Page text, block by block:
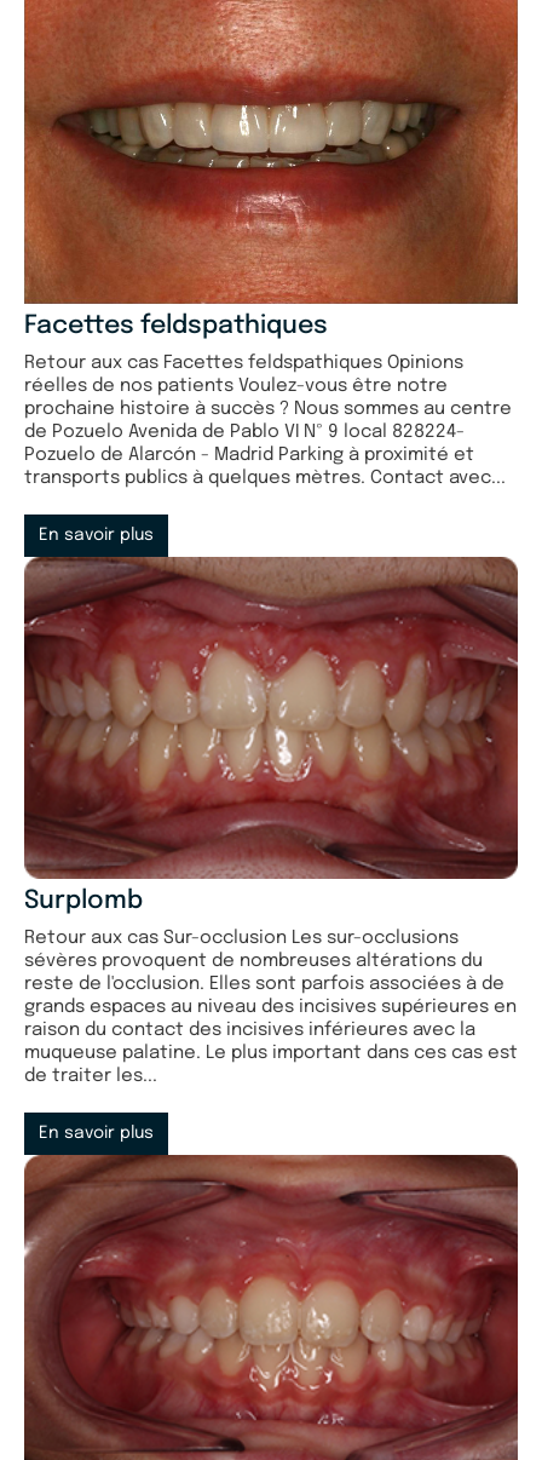
Facettes feldspathiques
Retour aux cas Facettes feldspathiques Opinions
réelles de nos patients Voulez-vous être notre
prochaine histoire à succès ? Nous sommes au centre
de Pozuelo Avenida de Pablo VI Nº 9 local 828224-
Pozuelo de Alarcón - Madrid Parking à proximité et
transports publics à quelques mètres. Contact avec...
En savoir plus
Surplomb
Retour aux cas Sur-occlusion Les sur-occlusions
sévères provoquent de nombreuses altérations du
reste de l'occlusion. Elles sont parfois associées à de
grands espaces au niveau des incisives supérieures en
raison du contact des incisives inférieures avec la
muqueuse palatine. Le plus important dans ces cas est
de traiter les...
En savoir plus